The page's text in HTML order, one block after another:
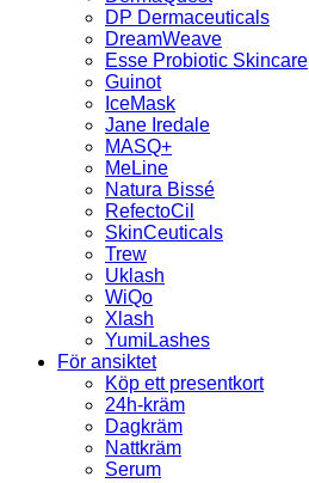
DP Dermaceuticals
DreamWeave
Esse Probiotic Skincare
Guinot
IceMask
Jane Iredale
MASQ+
MeLine
Natura Bissé
RefectoCil
SkinCeuticals
Trew
Uklash
WiQo
Xlash
YumiLashes
För ansiktet
Köp ett presentkort
24h-kräm
Dagkräm
Nattkräm
Serum